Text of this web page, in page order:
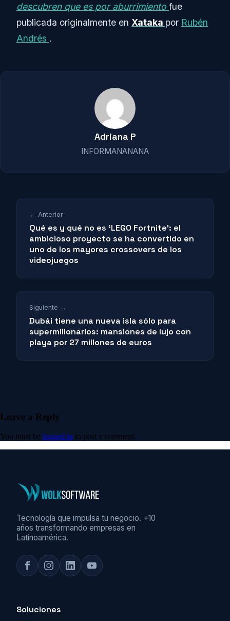
descubren que es por aburrimiento fue
publicada originalmente en Xataka por Rubén
Andrés .
Adriana P
INFORMANANANA
← Anterior
Qué es y qué no es ‘LEGO Fortnite’: el
ambicioso proyecto se ha convertido en
uno de los mayores crossovers de los
videojuegos
Siguiente →
Dubái tiene una nueva isla sólo para
supermillonarios: mansiones de lujo con
playa por 27 millones de euros
Leave a Reply
You must be logged in to post a comment.
Tecnología que impulsa tu negocio. +10
años transformando empresas en
Latinoamérica.
Soluciones